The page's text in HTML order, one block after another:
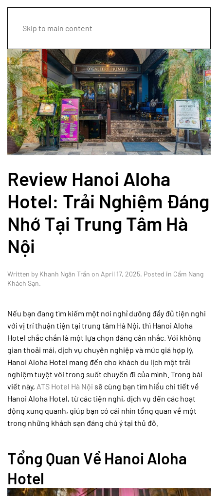
Skip to main content
Review Hanoi Aloha
Hotel: Trải Nghiệm Đáng
Nhớ Tại Trung Tâm Hà
Nội
Written by Khanh Ngân Trần on April 17, 2025. Posted in Cẩm Nang
Khách Sạn.
Nếu bạn đang tìm kiếm một nơi nghỉ dưỡng đầy đủ tiện nghi
với vị trí thuận tiện tại trung tâm Hà Nội, thì Hanoi Aloha
Hotel chắc chắn là một lựa chọn đáng cân nhắc. Với không
gian thoải mái, dịch vụ chuyên nghiệp và mức giá hợp lý,
Hanoi Aloha Hotel mang đến cho khách du lịch một trải
nghiệm tuyệt vời trong suốt chuyến đi của mình. Trong bài
viết này, ATS Hotel Hà Nội sẽ cùng bạn tìm hiểu chi tiết về
Hanoi Aloha Hotel, từ các tiện nghi, dịch vụ đến các hoạt
động xung quanh, giúp bạn có cái nhìn tổng quan về một
trong những khách sạn đáng chú ý tại thủ đô.
Tổng Quan Về Hanoi Aloha
Hotel